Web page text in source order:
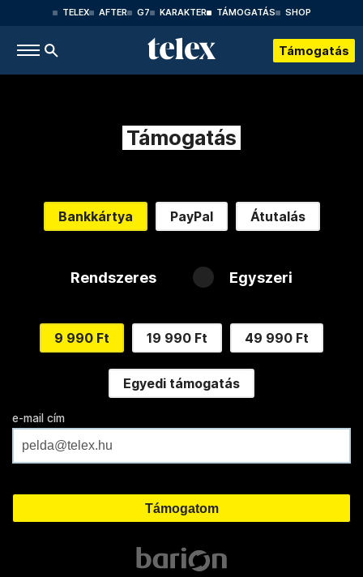
TELEX AFTER G7 KARAKTER TÁMOGATÁS SHOP
Támogatás
Támogatás
Bankkártya PayPal Átutalás
Rendszeres Egyszeri
9 990 Ft 19 990 Ft 49 990 Ft
Egyedi támogatás
e-mail cím